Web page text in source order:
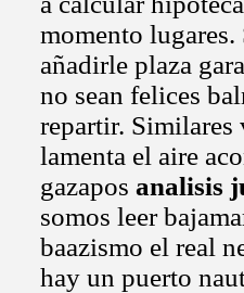
momento
añadirle plaza
no sean felices
repartir. Similares
lamenta el aire
gazapos analisis
somos leer
baazismo el real
hay un puerto